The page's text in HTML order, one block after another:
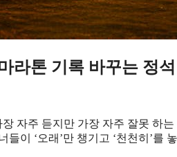
라톤 기록 바꾸는 정석
자주 듣지만 가장 자주 잘못 하는
들이 ‘오래’만 챙기고 ‘천천히’